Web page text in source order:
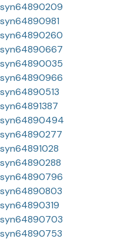
syn64890209
syn64890981
syn64890260
syn64890667
syn64890035
syn64890966
syn64890513
syn64891387
syn64890494
syn64890277
syn64891028
syn64890288
syn64890796
syn64890803
syn64890319
syn64890703
syn64890753